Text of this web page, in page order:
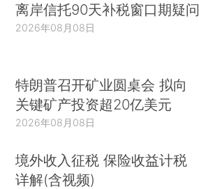
离岸信托90天补税窗口期疑问
2026年08月08日
特朗普召开矿业圆桌会 拟向
关键矿产投资超20亿美元
2026年08月08日
境外收入征税 保险收益计税
详解(含视频)